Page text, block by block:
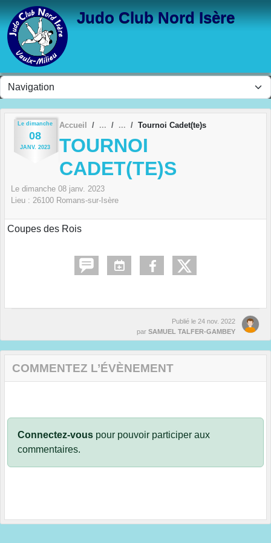
Judo Club Nord Isère
Le dimanche
08
JANV. 2023
Accueil Tournoi Cadet(te)s
TOURNOI
CADET(TE)S
Le dimanche 08 janv. 2023
Lieu : 26100 Romans-sur-Isère
Coupes des Rois
Publié le 24 nov. 2022
par SAMUEL TALFER-GAMBEY
COMMENTEZ L’ÉVÈNEMENT
Connectez-vous pour pouvoir participer aux
commentaires.
Panneau de gestion des cookies